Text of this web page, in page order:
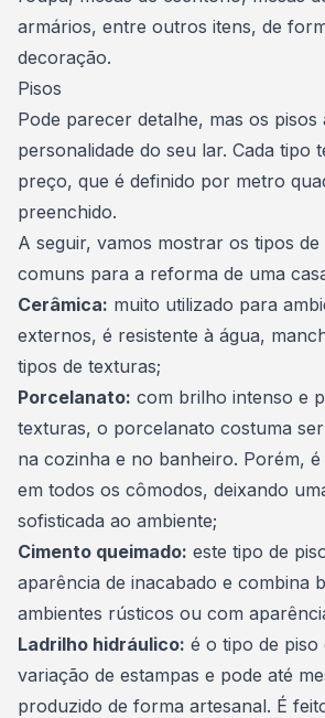
armários, entre outros itens, de
decoração.
Pisos
Pode parecer detalhe, mas os pisos
personalidade do seu lar. Cada tipo
preço, que é definido por metro
preenchido.
A seguir, vamos mostrar os tipos de
comuns para a reforma de uma
Cerâmica: muito utilizado para
externos, é resistente à água,
tipos de texturas;
Porcelanato: com brilho intenso e
texturas, o porcelanato costuma
na cozinha e no banheiro. Porém,
em todos os cômodos, deixando
sofisticada ao ambiente;
Cimento queimado: este tipo de
aparência de inacabado e combina
ambientes rústicos ou com
Ladrilho hidráulico: é o tipo de
variação de estampas e pode até
produzido de forma artesanal. É